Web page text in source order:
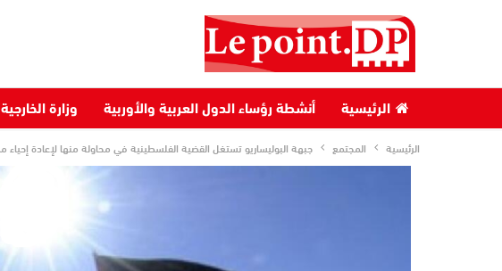
الرئيسية أنشطة رؤساء الدول العربية والأوربية وزارة
الرئيسية المجتمع جبهة البوليساريو تستغل القضية الفلسطينية في محاولة منها لإعادة إحياء